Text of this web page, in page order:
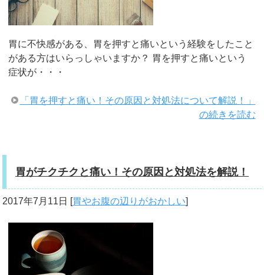
胃に不快感がある、胃を押すと痛いという経験をしたこと
がある方はいらっしゃいますか？ 胃を押すと痛いという
症状が・・・
「胃を押すと痛い！その原因と対処法について解説！」
の続きを読む
胃がチクチクと痛い！その原因と対処法を解説！
2017年7月11日 [胃やお腹の辺りがおかしい]